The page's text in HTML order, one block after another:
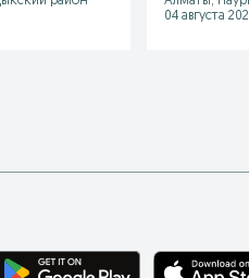
04 августа